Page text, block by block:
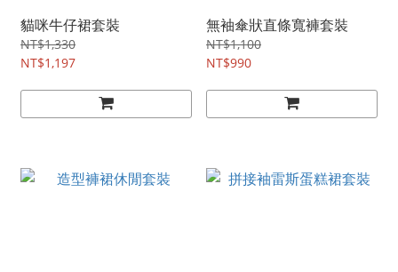
貓咪牛仔裙套裝
NT$1,330
NT$1,197
無袖傘狀直條寬褲套裝
NT$1,100
NT$990